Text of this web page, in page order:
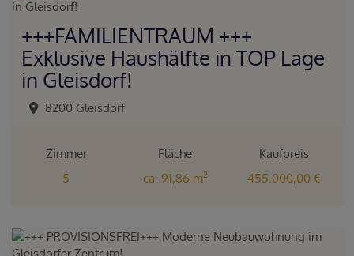
+++FAMILIENTRAUM +++
Exklusive Haushälfte in TOP Lage
in Gleisdorf!
8200 Gleisdorf
Zimmer
5
Fläche
ca. 91,86 m2
Kaufpreis
455.000,00 €